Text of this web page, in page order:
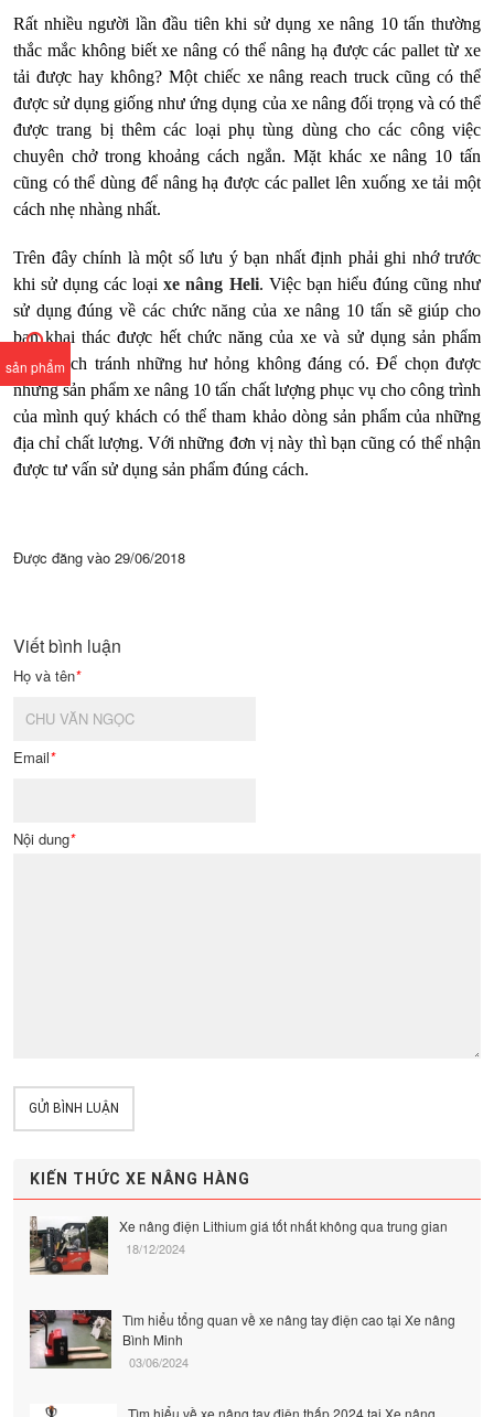
sản phẩm
Rất nhiều người lần đầu tiên khi sử dụng xe nâng 10 tấn thường
thắc mắc không biết xe nâng có thể nâng hạ được các pallet từ xe
tải được hay không? Một chiếc xe nâng reach truck cũng có thể
được sử dụng giống như ứng dụng của xe nâng đối trọng và có thể
được trang bị thêm các loại phụ tùng dùng cho các công việc
chuyên chở trong khoảng cách ngắn. Mặt khác xe nâng 10 tấn
cũng có thể dùng để nâng hạ được các pallet lên xuống xe tải một
cách nhẹ nhàng nhất.
Trên đây chính là một số lưu ý bạn nhất định phải ghi nhớ trước
khi sử dụng các loạixe nâng Heli. Việc bạn hiểu đúng cũng như
sử dụng đúng về các chức năng của xe nâng 10 tấn sẽ giúp cho
bạn khai thác được hết chức năng của xe và sử dụng sản phẩm
đúng cách tránh những hư hỏng không đáng có. Để chọn được
những sản phẩm xe nâng 10 tấn chất lượng phục vụ cho công trình
của mình quý khách có thể tham khảo dòng sản phẩm của những
địa chỉ chất lượng. Với những đơn vị này thì bạn cũng có thể nhận
được tư vấn sử dụng sản phẩm đúng cách.
Được đăng vào 29/06/2018
Viết bình luận
Họ và tên*
Email*
Nội dung*
GỬI BÌNH LUẬN
KIẾN THỨC XE NÂNG HÀNG
Xe nâng điện Lithium giá tốt nhất không qua trung gian
18/12/2024
Tìm hiểu tổng quan về xe nâng tay điện cao tại Xe nâng
Bình Minh
03/06/2024
Tìm hiểu về xe nâng tay điện thấp 2024 tại Xe nâng